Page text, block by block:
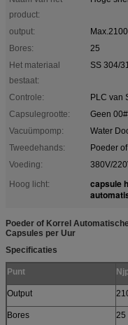
product:
output:
Bores:
25
Het materiaal
bestaat:
SS 304/
Controle:
PLC van
Capsulegrootte:
Geen
Vacuümpomp:
Water
Tweedehands:
Poeder
Voeding:
380V/
Hoog licht:
capsule
Poeder of Korrel
Capsules per Uur
Specificaties
Punt
Output
Bores 25